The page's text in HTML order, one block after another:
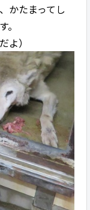
かたまってし
よ）